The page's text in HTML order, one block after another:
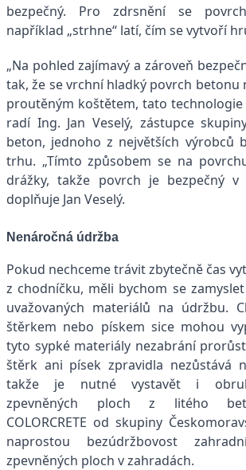
bezpečný. Pro zdrsnění se
například „strhne“ latí, čím se vytvoří
„Na pohled zajímavý a zároveň
tak, že se vrchní hladký povrch betonu
proutěným koštětem, tato technologie
radí Ing. Jan Veselý, zástupce
beton, jednoho z největších výrobců
trhu. „Tímto způsobem se na
drážky, takže povrch je bezpečný v
doplňuje Jan Veselý.
Nenáročná údržba
Pokud nechceme trávit zbytečně čas
z chodníčku, měli bychom se
uvažovaných materiálů na údržbu.
štěrkem nebo pískem sice mohou
tyto sypké materiály nezabrání
štěrk ani písek zpravidla nezůstává
takže je nutné vystavět i
zpevněných ploch z litého
COLORCRETE od skupiny
naprostou bezúdržbovost
zpevněných ploch v zahradách.